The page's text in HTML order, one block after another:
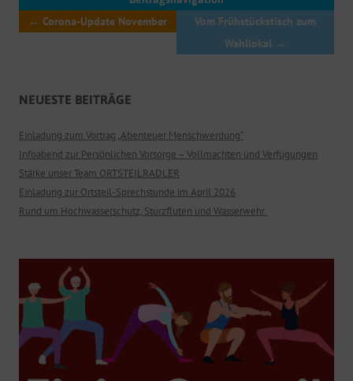
← Corona-Update November
Vom Frühstückstisch zum
Wahllokal →
NEUESTE BEITRÄGE
Einladung zum Vortrag „Abenteuer Menschwerdung“
Infoabend zur Persönlichen Vorsorge – Vollmachten und Verfügungen
Stärke unser Team ORTSTEILRADLER
Einladung zur Ortsteil-Sprechstunde im April 2026
Rund um Hochwasserschutz, Sturzfluten und Wasserwehr